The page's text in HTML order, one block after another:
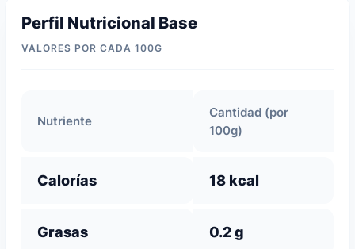
Perfil Nutricional Base
VALORES POR CADA 100G
Nutriente
Cantidad (por
100g)
Calorías 18 kcal
Grasas 0.2 g